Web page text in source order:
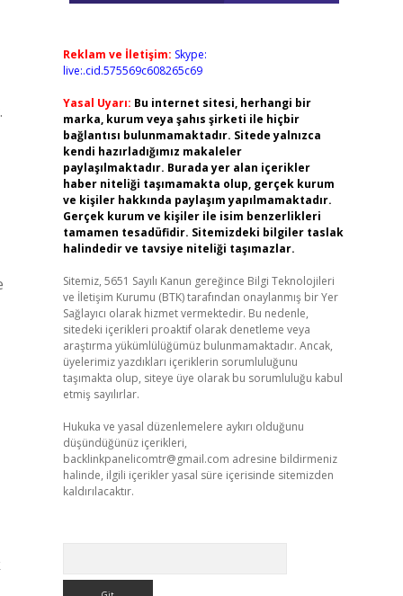
Reklam ve İletişim: Skype:
live:.cid.575569c608265c69
Yasal Uyarı: Bu internet sitesi, herhangi bir
marka, kurum veya şahıs şirketi ile hiçbir
bağlantısı bulunmamaktadır. Sitede yalnızca
kendi hazırladığımız makaleler
paylaşılmaktadır. Burada yer alan içerikler
haber niteliği taşımamakta olup, gerçek kurum
ve kişiler hakkında paylaşım yapılmamaktadır.
Gerçek kurum ve kişiler ile isim benzerlikleri
tamamen tesadüfidir. Sitemizdeki bilgiler taslak
halindedir ve tavsiye niteliği taşımazlar.
Sitemiz, 5651 Sayılı Kanun gereğince Bilgi Teknolojileri
ve İletişim Kurumu (BTK) tarafından onaylanmış bir Yer
Sağlayıcı olarak hizmet vermektedir. Bu nedenle,
sitedeki içerikleri proaktif olarak denetleme veya
araştırma yükümlülüğümüz bulunmamaktadır. Ancak,
üyelerimiz yazdıkları içeriklerin sorumluluğunu
taşımakta olup, siteye üye olarak bu sorumluluğu kabul
etmiş sayılırlar.
Hukuka ve yasal düzenlemelere aykırı olduğunu
düşündüğünüz içerikleri,
backlinkpanelicomtr@gmail.com adresine bildirmeniz
halinde, ilgili içerikler yasal süre içerisinde sitemizden
kaldırılacaktır.